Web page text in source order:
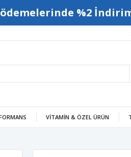
ödemelerinde %2
VITAMIN & ÖZEL ÜRÜN